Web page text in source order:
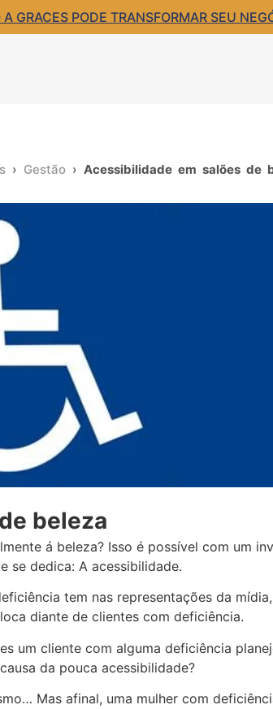
GRACES PODE TRANSFORMAR SEU
› Gestão › Acessibilidade em salões de
beleza
á beleza? Isso é possível com um
se dedica: A acessibilidade.
tem nas representações da
diante de clientes com deficiência.
um cliente com alguma deficiência
da pouca acessibilidade?
Mas afinal, uma mulher com